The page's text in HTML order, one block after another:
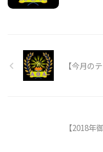
【今月の
【2018年